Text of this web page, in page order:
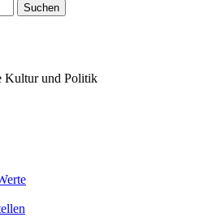
Kultur und Politik